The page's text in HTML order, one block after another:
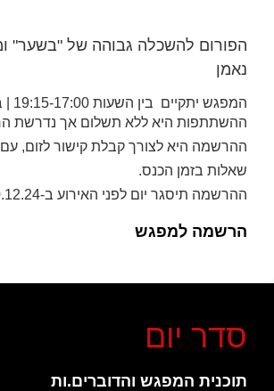
הפורום להשכלה גבוהה של "בשער"
נאמן
המפגש יתקיים בין השעות 19:15-17:00 | בזום
ההשתתפות היא ללא תשלום אך נדרשת
ההרשמה היא לצורך קבלת קישור לזום,
שאלות בזמן הכנס.
ההרשמה תיסגר יום לפני האירוע ב-10.12.24 בשעה 12:00.
הרשמה למפגש
סדר יום
תוכנית המפגש והדוברים.ות